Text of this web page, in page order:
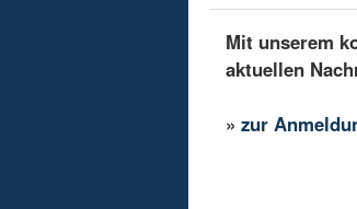
Mit unserem
aktuellen
»zur